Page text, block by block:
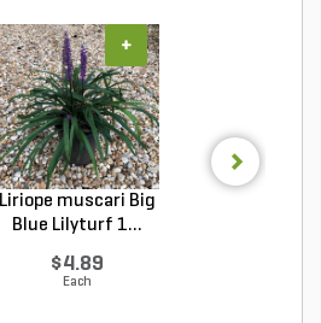
Liriope muscari Big
Blue Lilyturf 1...
$4.89
Each
+